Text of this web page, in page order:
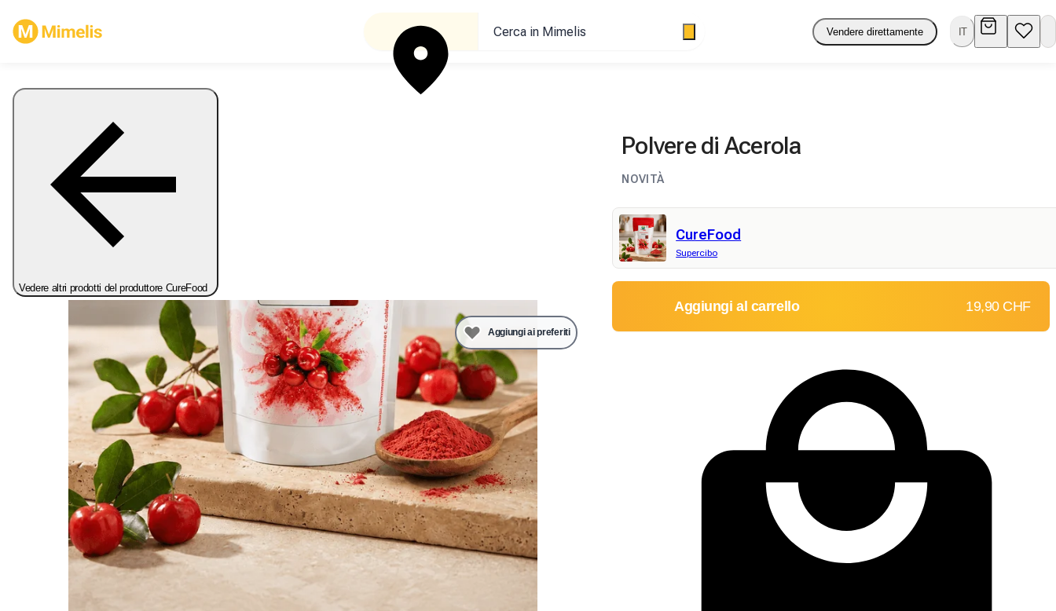
Cerca in Mimelis Vendere direttamente IT
Vedere altri prodotti del produttore CureFood
Aggiungi ai preferiti
Polvere di Acerola
NOVITÀ
CureFood
Supercibo
Aggiungi al carrello 19,90 CHF